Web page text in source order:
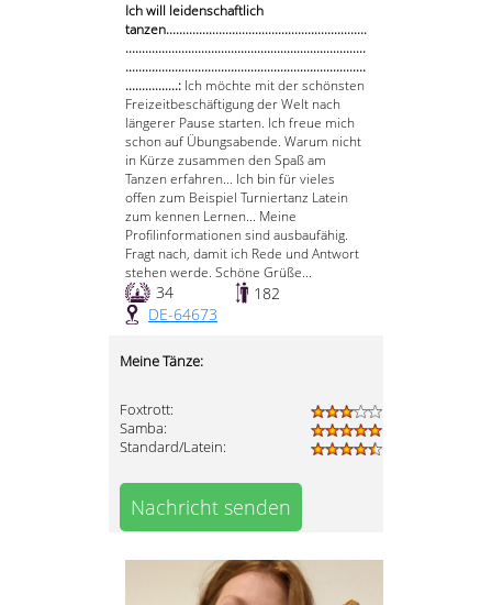
Ich will leidenschaftlich
tanzen.............................................................
.........................................................................
.........................................................................
................: Ich möchte mit der schönsten
Freizeitbeschäftigung der Welt nach
längerer Pause starten. Ich freue mich
schon auf Übungsabende. Warum nicht
in Kürze zusammen den Spaß am
Tanzen erfahren... Ich bin für vieles
offen zum Beispiel Turniertanz Latein
zum kennen Lernen... Meine
Profilinformationen sind ausbaufähig.
Fragt nach, damit ich Rede und Antwort
stehen werde. Schöne Grüße...
34
182
DE-64673
Meine Tänze:
Foxtrott:
Samba:
Standard/Latein:
Nachricht senden